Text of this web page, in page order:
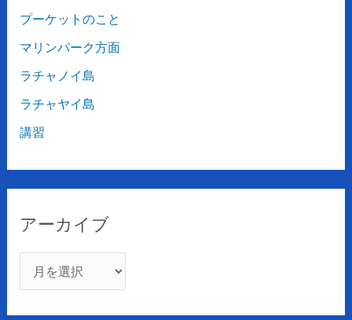
プーケットのこと
マリンパーク方面
ラチャノイ島
ラチャヤイ島
講習
アーカイブ